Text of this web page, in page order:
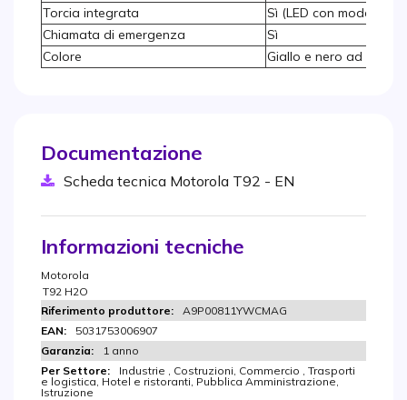
Torcia integrata
Sì (LED con modalità
Chiamata di emergenza
Sì
Colore
Giallo e nero ad alta
Documentazione
Scheda tecnica Motorola T92 - EN
Informazioni tecniche
Motorola
T92 H2O
A9P00811YWCMAG
5031753006907
1 anno
Industrie , Costruzioni, Commercio , Trasporti
e logistica, Hotel e ristoranti, Pubblica Amministrazione,
Istruzione